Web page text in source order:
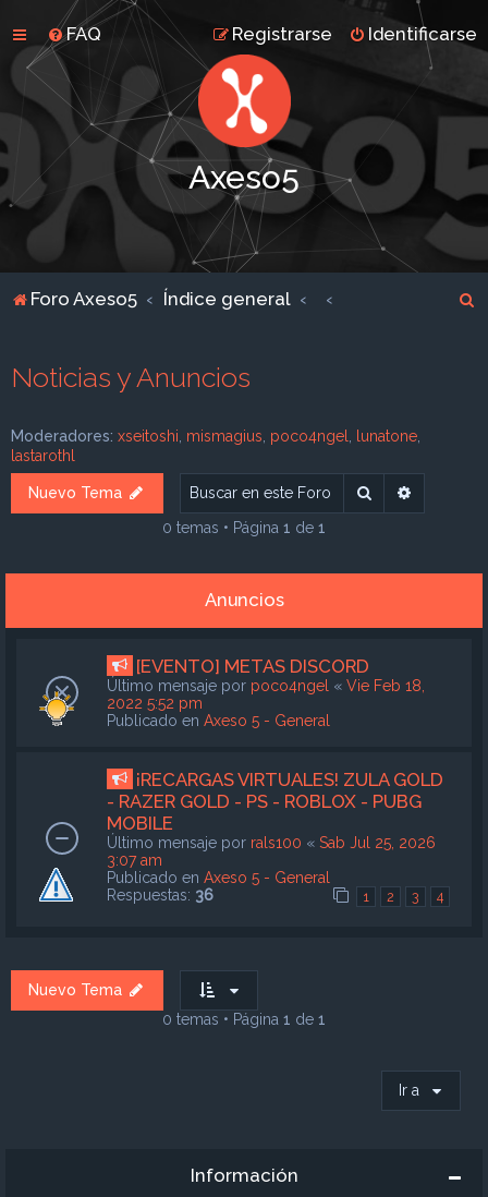
FAQ Identificarse
Registrarse
Axeso5
Foro Axeso5 Índice general
Noticias y Anuncios
Moderadores: xseitoshi mismagius poco4ngel lunatone
lastarothl
Nuevo Tema Buscar
0 temas • Página 1 de 1
Anuncios
[EVENTO] METAS DISCORD
Último mensaje por poco4ngel « Vie Feb 18,
2022 5:52 pm
Publicado en Axeso 5 - General
¡RECARGAS VIRTUALES! ZULA GOLD
- RAZER GOLD - PS - ROBLOX - PUBG
MOBILE
Último mensaje por rals100 « Sab Jul 25, 2026
3:07 am
Publicado en Axeso 5 - General
Respuestas: 36 1 2 3 4
Nuevo Tema
0 temas • Página 1 de 1
Ir a
Información